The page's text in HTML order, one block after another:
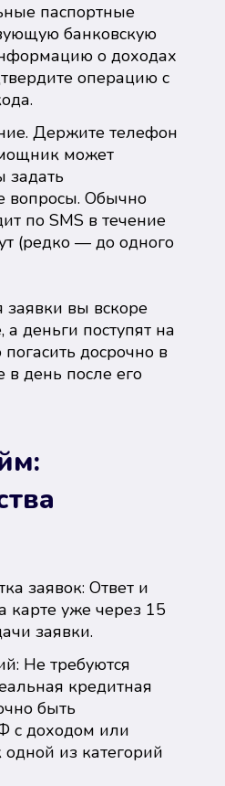
паспортные
банковскую
о доходах
операцию с
Держите телефон
может
задать
вопросы. Обычно
по SMS в течение
(редко — до одного
вы вскоре
деньги поступят на
досрочно в
день после его
заявок: Ответ и
карте уже через 15
заявки.
Не требуются
кредитная
быть
с доходом или
из категорий